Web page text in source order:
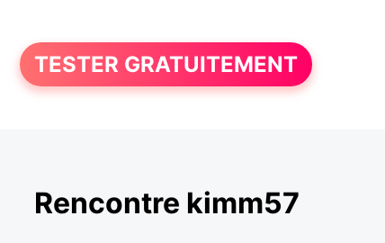
TESTER GRATUITEMENT
Rencontre kimm57